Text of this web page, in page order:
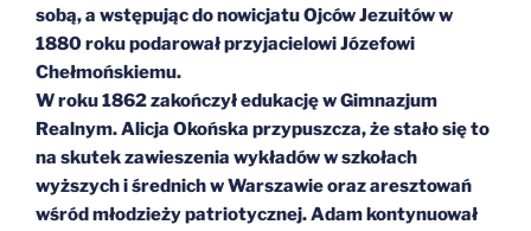
sobą, a wstępując do nowicjatu Ojców Jezuitów w
1880 roku podarował przyjacielowi Józefowi
Chełmońskiemu.
W roku 1862 zakończył edukację w Gimnazjum
Realnym. Alicja Okońska przypuszcza, że stało się to
na skutek zawieszenia wykładów w szkołach
wyższych i średnich w Warszawie oraz aresztowań
wśród młodzieży patriotycznej. Adam kontynuował